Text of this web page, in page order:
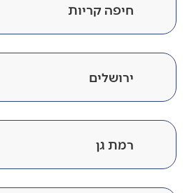
חיפה קריות
ירושלים
רמת גן